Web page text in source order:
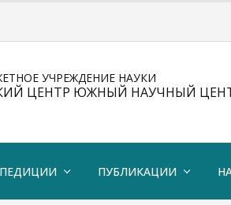
УЧРЕЖДЕНИЕ НАУКИ
ЦЕНТР ЮЖНЫЙ НАУЧНЫЙ
ПУБЛИКАЦИИ